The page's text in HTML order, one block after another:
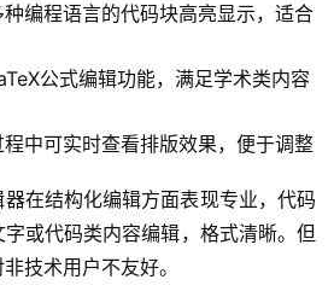
编程语言的代码块高亮显示，适合
公式编辑功能，满足学术类内容
中可实时查看排版效果，便于调整
在结构化编辑方面表现专业，代码
或代码类内容编辑，格式清晰。但
技术用户不友好。